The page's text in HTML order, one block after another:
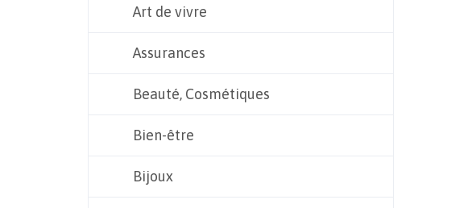
Art de vivre
Assurances
Beauté, Cosmétiques
Bien-être
Bijoux